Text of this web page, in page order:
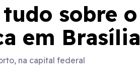
sobre o
em Brasília
na capital federal